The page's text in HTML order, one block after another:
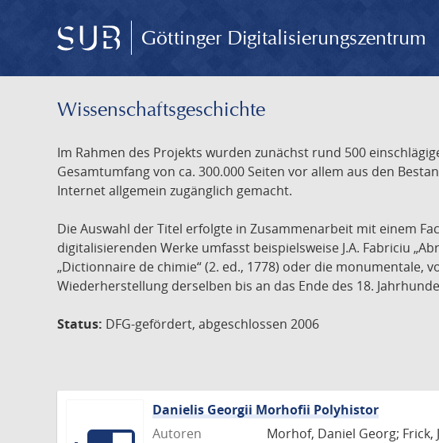
Göttinger Digitalisierungszentrum
Wissenschafts­geschichte
Im Rahmen des Projekts wurden zunächst rund 500
Gesamtumfang von ca. 300.000 Seiten vor allem aus den
Internet allgemein zugänglich gemacht.
Die Auswahl der Titel erfolgte in Zusammenarbeit mit einem
digitalisierenden Werke umfasst beispielsweise J.A. Fabriciu
„Dictionnaire de chimie“ (2. ed., 1778) oder die monumentale,
Wiederherstellung derselben bis an das Ende des 18.
Status: DFG-gefördert, abgeschlossen 2006
Danielis Georgii Morhofii Polyhistor
Autoren
Morhof, Daniel Georg; Frick,